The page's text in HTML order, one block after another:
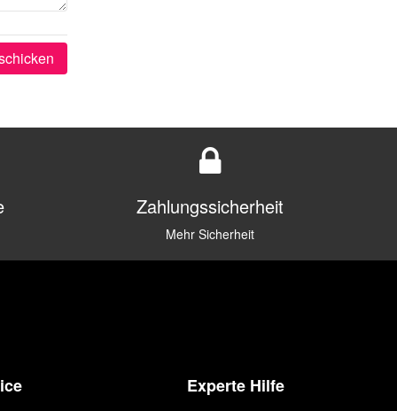
Zahlungssicherheit
Mehr Sicherheit
Experte Hilfe